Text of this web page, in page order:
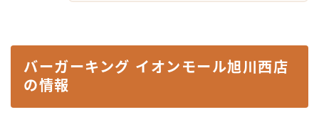
バーガーキング イオンモール旭川西店
の情報